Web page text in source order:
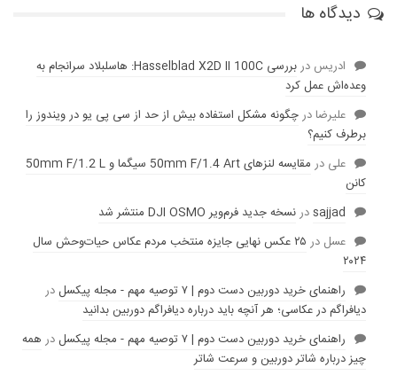
دیدگاه ها
ادریس در
بررسی Hasselblad X2D II 100C: هاسلبلاد سرانجام به
وعده‌‌اش عمل کرد
عليرضادرچگونه مشکل استفاده بیش از حد از سی پی یو در ویندوز را
برطرف کنیم؟
علی در
مقایسه لنز‌های 50mm F/1.4 Art سیگما و 50mm F/1.2 L
کانن
sajjadدرنسخه جدید فرم‌ویر DJI OSMO منتشر شد
عسل در
۲۵ عکس نهایی جایزه منتخب مردم عکاس حیات‌وحش سال
۲۰۲۴
راهنمای خرید دوربین دست دوم | ۷ توصیه مهم - مجله پیکسل
در
دیافراگم در عکاسی؛ هر آنچه باید درباره دیافراگم دوربین بدانید
راهنمای خرید دوربین دست دوم | ۷ توصیه مهم - مجله پیکسل
در همه
چیز درباره شاتر دوربین و سرعت شاتر